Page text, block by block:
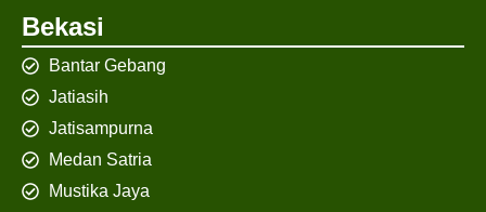
Bekasi
Bantar Gebang
Jatiasih
Jatisampurna
Medan Satria
Mustika Jaya